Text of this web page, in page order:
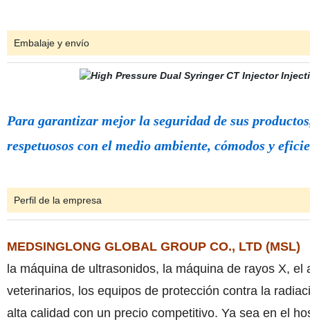
Embalaje y envío
Para garantizar mejor la seguridad de sus
respetuosos con el medio ambiente, cómodos y
Perfil de la empresa
MEDSINGLONG GLOBAL GROUP CO., LTD (MSL)
la máquina de ultrasonidos, la máquina de rayos X,
veterinarios, los equipos de protección contra la
alta calidad con un precio competitivo. Ya sea en el